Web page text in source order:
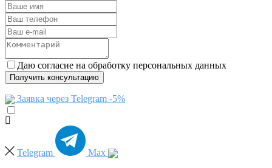
Даю согласие на обработку персональных данных
Получить консультацию
Заявка через Telegram -5%
Telegram Max